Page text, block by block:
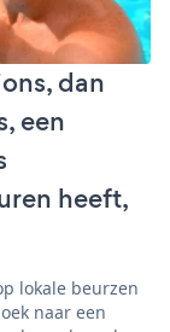
dan
een
heeft,
lokale beurzen
naar een